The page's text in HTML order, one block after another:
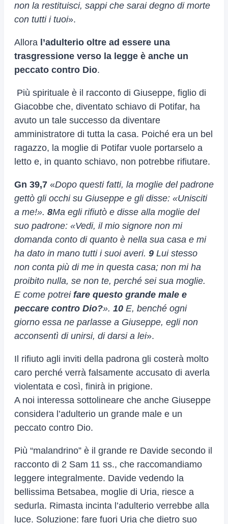
non la restituisci, sappi che sarai degno di morte
con tutti i tuoi».
Allora l’adulterio oltre ad essere una
trasgressione verso la legge è anche un
peccato contro Dio.
Più spirituale è il racconto di Giuseppe, figlio di
Giacobbe che, diventato schiavo di Potifar, ha
avuto un tale successo da diventare
amministratore di tutta la casa. Poiché era un bel
ragazzo, la moglie di Potifar vuole portarselo a
letto e, in quanto schiavo, non potrebbe rifiutare.
Gn 39,7 «Dopo questi fatti, la moglie del padrone
gettò gli occhi su Giuseppe e gli disse: «Unisciti
a me!». 8Ma egli rifiutò e disse alla moglie del
suo padrone: «Vedi, il mio signore non mi
domanda conto di quanto è nella sua casa e mi
ha dato in mano tutti i suoi averi. 9 Lui stesso
non conta più di me in questa casa; non mi ha
proibito nulla, se non te, perché sei sua moglie.
E come potrei fare questo grande male e
peccare contro Dio?». 10 E, benché ogni
giorno essa ne parlasse a Giuseppe, egli non
acconsentì di unirsi, di darsi a lei».
Il rifiuto agli inviti della padrona gli costerà molto
caro perché verrà falsamente accusato di averla
violentata e così, finirà in prigione.
A noi interessa sottolineare che anche Giuseppe
considera l’adulterio un grande male e un
peccato contro Dio.
Più “malandrino” è il grande re Davide secondo il
racconto di 2 Sam 11 ss., che raccomandiamo
leggere integralmente. Davide vedendo la
bellissima Betsabea, moglie di Uria, riesce a
sedurla. Rimasta incinta l’adulterio verrebbe alla
luce. Soluzione: fare fuori Uria che dietro suo